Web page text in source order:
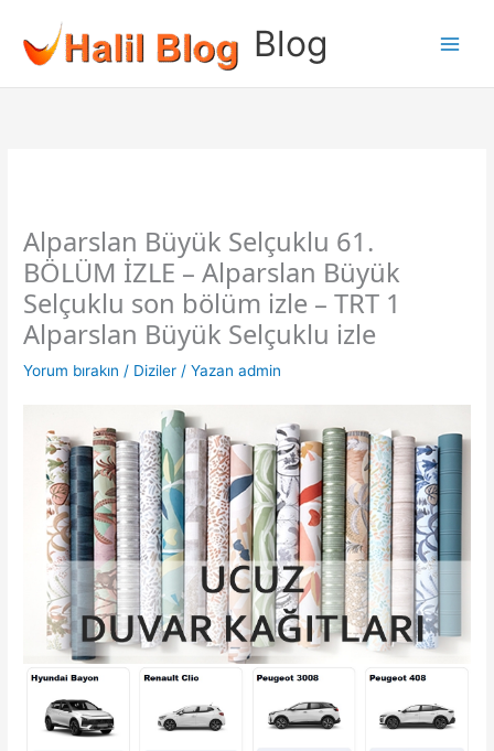
Blog
Alparslan Büyük Selçuklu 61.
BÖLÜM İZLE – Alparslan Büyük
Selçuklu son bölüm izle – TRT 1
Alparslan Büyük Selçuklu izle
Yorum bırakın / Diziler / Yazan admin